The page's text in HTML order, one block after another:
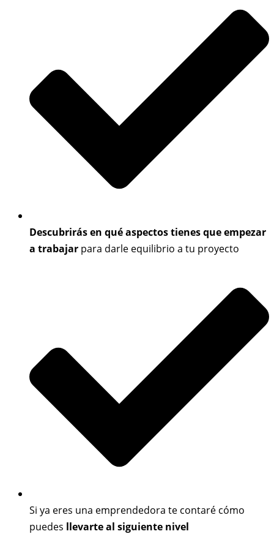
Descubrirás en qué aspectos tienes que empezar
a trabajar para darle equilibrio a tu proyecto
Si ya eres una emprendedora te contaré cómo
puedes llevarte al siguiente nivel